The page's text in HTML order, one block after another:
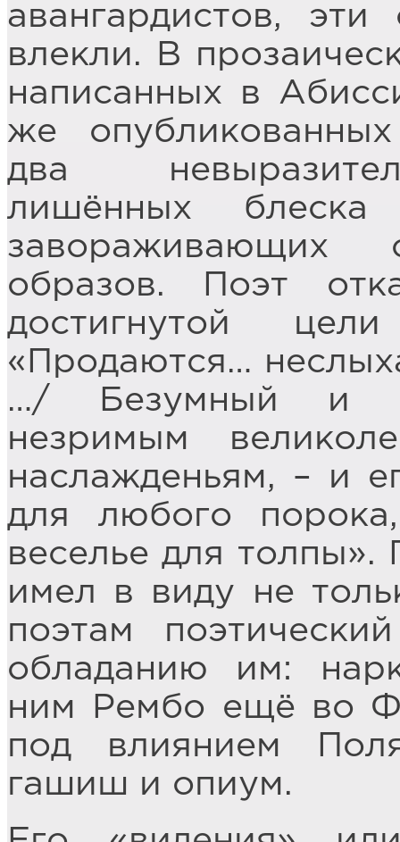
авангардистов,
влекли. В
написанных в
же
два
лишённых блеска
завораживающих
образов. Поэт
достигнутой
«Продаются…
…/ Безумный и
незримым
наслажденьям, – и
для любого
веселье для
имел в виду не
поэтам
обладанию им:
ним Рембо ещё во
под влиянием
гашиш и опиум.